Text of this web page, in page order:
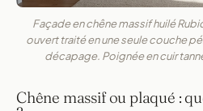
Façade en chêne massif huilé
ouvert traité en une seule couche
décapage. Poignée en cuir
Chêne massif ou plaqué :